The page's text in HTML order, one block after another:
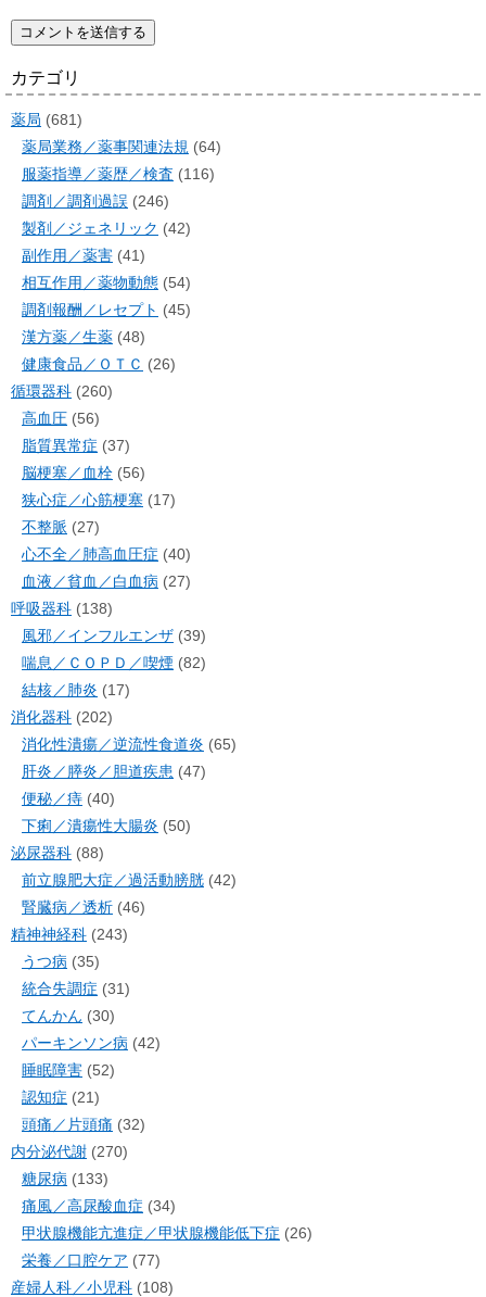
カテゴリ
薬局 (681)
薬局業務／薬事関連法規 (64)
服薬指導／薬歴／検査 (116)
調剤／調剤過誤 (246)
製剤／ジェネリック (42)
副作用／薬害 (41)
相互作用／薬物動態 (54)
調剤報酬／レセプト (45)
漢方薬／生薬 (48)
健康食品／ＯＴＣ (26)
循環器科 (260)
高血圧 (56)
脂質異常症 (37)
脳梗塞／血栓 (56)
狭心症／心筋梗塞 (17)
不整脈 (27)
心不全／肺高血圧症 (40)
血液／貧血／白血病 (27)
呼吸器科 (138)
風邪／インフルエンザ (39)
喘息／ＣＯＰＤ／喫煙 (82)
結核／肺炎 (17)
消化器科 (202)
消化性潰瘍／逆流性食道炎 (65)
肝炎／膵炎／胆道疾患 (47)
便秘／痔 (40)
下痢／潰瘍性大腸炎 (50)
泌尿器科 (88)
前立腺肥大症／過活動膀胱 (42)
腎臓病／透析 (46)
精神神経科 (243)
うつ病 (35)
統合失調症 (31)
てんかん (30)
パーキンソン病 (42)
睡眠障害 (52)
認知症 (21)
頭痛／片頭痛 (32)
内分泌代謝 (270)
糖尿病 (133)
痛風／高尿酸血症 (34)
甲状腺機能亢進症／甲状腺機能低下症 (26)
栄養／口腔ケア (77)
産婦人科／小児科 (108)